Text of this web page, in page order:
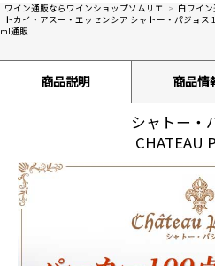
ワイン通販ならワインショップソムリエ > 白ワイン
トカイ・アスー・エッセンシア シャトー・パジョス
ml通販
商品説明 商品情
シャトー・
CHATEAU